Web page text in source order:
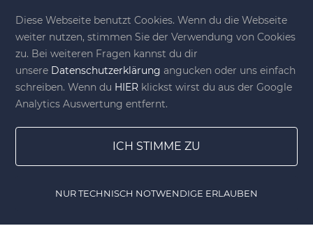
#Rezepte#selber_bauen
#selber_machen
#Selbermachen#selber_nähen
#Selfmade#Sommer
#Upcycling#Werkeln
© diy-family.com - Deine DIY-Welt
Diese Webseite benutzt Cookies. Wenn du die Webseite
weiter nutzen, stimmen Sie der Verwendung von Cookies
zu. Bei weiteren Fragen kannst du dir
unsere Datenschutzerklärung angucken oder uns einfach
schreiben. Wenn du HIER klickst wirst du aus der Google
Analytics Auswertung entfernt.
ICH STIMME ZU
NUR TECHNISCH NOTWENDIGE ERLAUBEN